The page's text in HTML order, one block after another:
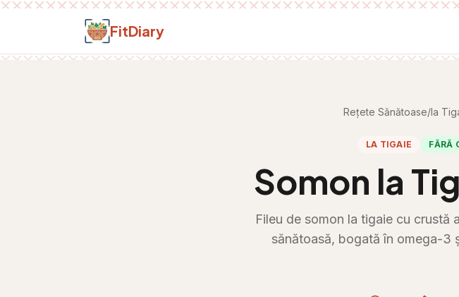
Salt la conținut
FitDiary
Rețete Sănătoase/la
LA TIGAIE FĂRĂ
Somon la
Fileu de somon la tigaie cu crustă
sănătoasă, bogată în omega-3